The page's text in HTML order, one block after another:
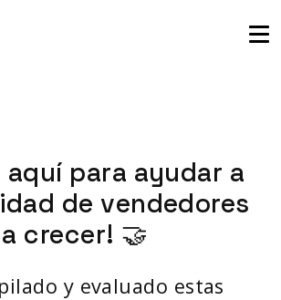
aquí para ayudar a
de vendedores
crecer! 🤝
y evaluado estas